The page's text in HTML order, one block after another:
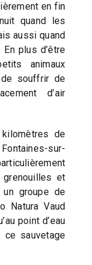
en fin
quand les
aussi quand
plus d’être
animaux
de souffrir de
d’air
de
sur-
et
un groupe de
Natura Vaud
point d’eau
sauvetage